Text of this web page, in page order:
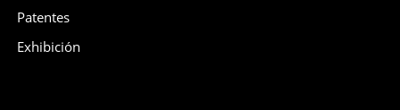
Patentes
Exhibición